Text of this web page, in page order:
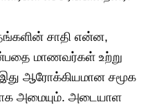
சாதி என்ன,
மாணவர்கள் உற்று
ஆரோக்கியமான சமூக
அமையும். அடையாள